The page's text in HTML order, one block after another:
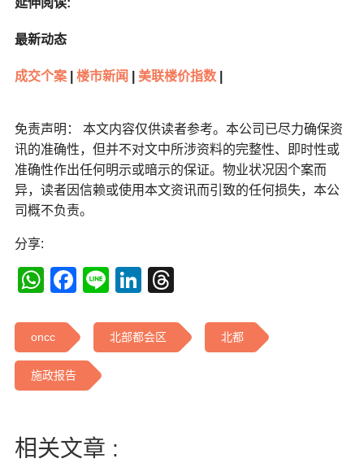
延伸阅读:
最新动态
成交个案| 楼市新闻 美联楼价指数|
免责声明： 本文内容仅供读者参考。本公司已尽力确保资
讯的准确性，但并不对文中所涉资料的完整性、即时性或
准确性作出任何明示或暗示的保证。物业状况因个案而
异，读者因信赖或使用本文资讯而引致的任何损失，本公
司概不负责。
分享:
WhatsApp
Facebook
LineLinkedIn
oncc 北部都会区 北都
施政报告
相关文章 :